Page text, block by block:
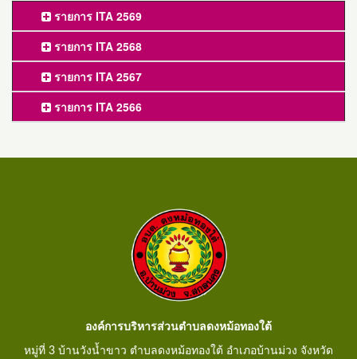
รายการ ITA 2569
รายการ ITA 2568
รายการ ITA 2567
รายการ ITA 2566
องค์การบริหารส่วนตำบลดงหม้อทองใต้
หมู่ที่ 3 บ้านวังน้ำขาว ตำบลดงหม้อทองใต้ อำเภอบ้านม่วง จังหวัด